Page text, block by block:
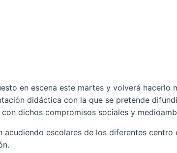
en escena este martes y volverá hacerlo
didáctica con la que se pretende
dichos compromisos sociales y
acudiendo escolares de los diferentes